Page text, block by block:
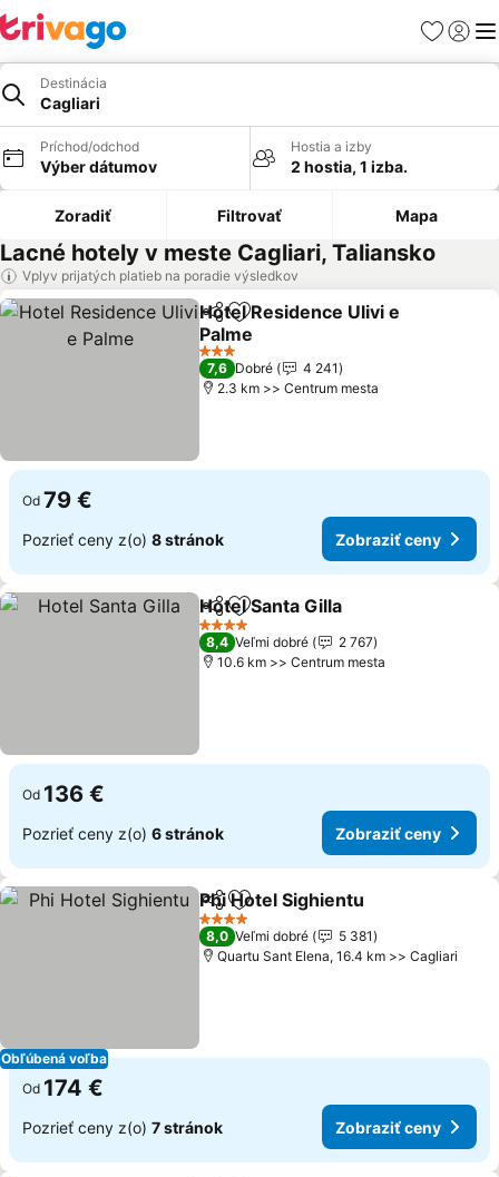
Obľúbené
Destinácia
Cagliari
Príchod/odchod
Výber dátumov
Hostia a izby
2 hostia, 1 izba.
Zoradiť Filtrovať Mapa
Lacné hotely v meste Cagliari, Taliansko
Vplyv prijatých platieb na poradie výsledkov
ZdieľaťPridať do obľúbených
Hotel Residence Ulivi e
Palme
3 Počet hviezdičiek
7,6 Dobré
4 241
2.3 km >> Centrum mesta
Od 79 €
Pozrieť ceny z(o) 8 stránok Zobraziť ceny
ZdieľaťPridať do obľúbených
Hotel Santa Gilla
4 Počet hviezdičiek
8,4 Veľmi dobré
2 767
10.6 km >> Centrum mesta
Od 136 €
Pozrieť ceny z(o) 6 stránok Zobraziť ceny
Obľúbená voľba
ZdieľaťPridať do obľúbených
Phi Hotel Sighientu
4 Počet hviezdičiek
8,0 Veľmi dobré
5 381
Quartu Sant Elena, 16.4 km >> Cagliari
Od 174 €
Pozrieť ceny z(o) 7 stránok Zobraziť ceny